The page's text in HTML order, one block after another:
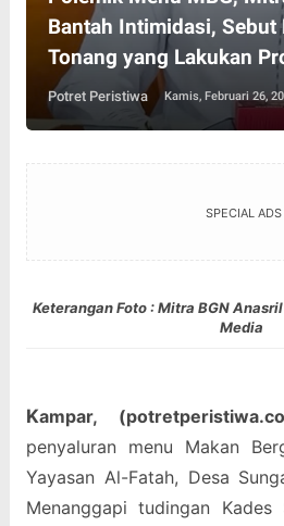
Bantah Intimidasi, Sebut
Tonang yang Lakukan
Potret Peristiwa Kamis, Februari 26,
SPECIAL ADS
Keterangan Foto : Mitra BGN
Media
Kampar,
penyaluran menu Makan
Yayasan Al-Fatah, Desa
Menanggapi tudingan Kades